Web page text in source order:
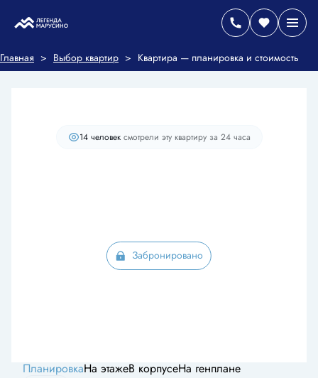
Главная > Выбор квартир > Квартира — планировка и стоимость
Студия 29.9 м
14 человек смотрели эту квартиру за 24 часа
Забронировано
ПланировкаНа этажеВ корпусеНа генплане